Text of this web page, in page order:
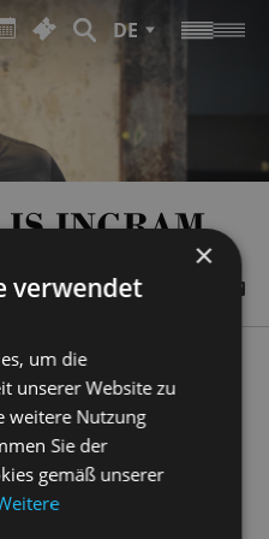
DE
INGRAM
Musikalische Leitung
“ Musikalische Leitung
Leitung
Leitung
Leitung
×
verwendet
um die
unserer Website zu
weitere Nutzung
Sie der
gemäß unserer